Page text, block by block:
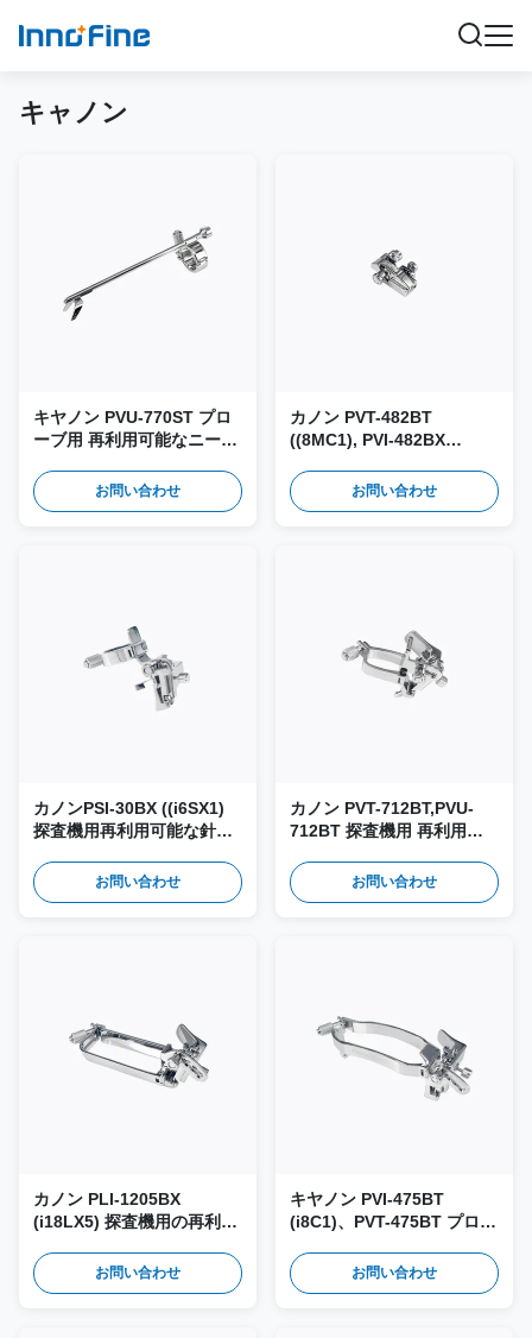
キャノン
キヤノン PVU-770ST プロ
ーブ用 再利用可能なニード
JEM-089お問い合わせ
カノン PVT-482BT
((8MC1), PVI-482BX
再利用可能な針導体とバイ
オプシーアダプターJSM-
お問い合わせ
カノンPSI-30BX ((i6SX1)
探査機用再利用可能な針導
ーJSM-304お問い合わせ
カノン PVT-712BT,PVU-
712BT 探査機用 再利用可
ーアダプター JSM-267
お問い合わせ
カノン PLI-1205BX
(i18LX5) 探査機用の再利用
シーアダプター JSM-256
お問い合わせ
キヤノン PVI-475BT
(i8C1)、PVT-475BT プロー
イド＆バイオプシアダプタ
ー JSM-314
お問い合わせ